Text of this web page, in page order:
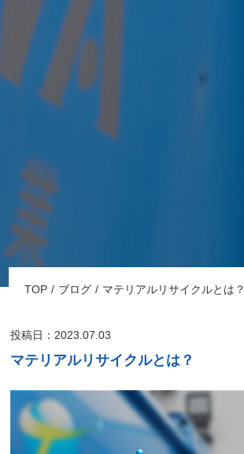
TOP ブログ マテリアルリサイクルとは？
投稿日：2023.07.03
マテリアルリサイクルとは？